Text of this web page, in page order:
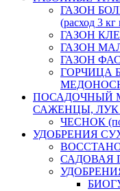
ГАЗОН
(расход 3 кг
ГАЗОН
ГАЗОН
ГАЗОН
ГОРЧИЦА
ПОСАДОЧНЫЙ
САЖЕНЦЫ, ЛУК
ЧЕСНОК
УДОБРЕНИЯ
САДОВАЯ